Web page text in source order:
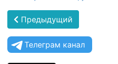
Предыдущий
Телеграм канал